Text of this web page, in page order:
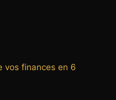
vos finances en 6